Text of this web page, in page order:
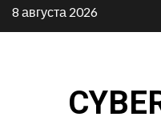
Перейти
к
8 августа 2026